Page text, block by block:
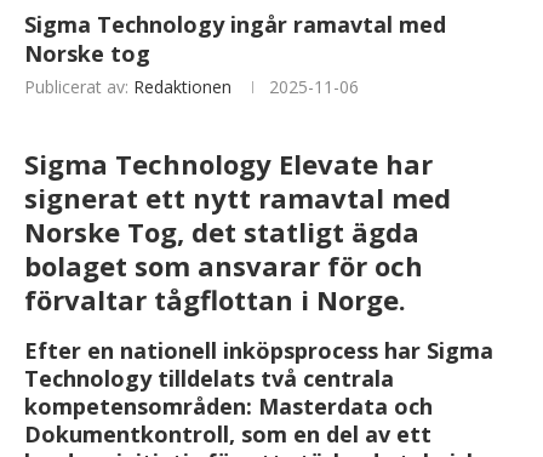
Sigma Technology ingår ramavtal med
Norske tog
Publicerat av: Redaktionen 2025-11-06
Sigma Technology Elevate har
signerat ett nytt ramavtal med
Norske Tog, det statligt ägda
bolaget som ansvarar för och
förvaltar tågflottan i Norge.
Efter en nationell inköpsprocess har Sigma
Technology tilldelats två centrala
kompetensområden: Masterdata och
Dokumentkontroll, som en del av ett